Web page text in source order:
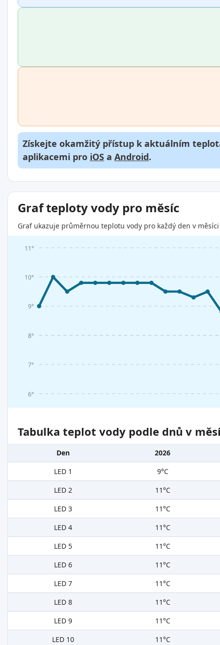
Získejte okamžitý přístup k aktuálním
aplikacemi pro iOS a Android.
Graf teploty vody pro měsíc
Graf ukazuje průměrnou teplotu vody pro každý den v
6°
7°
8°
9°
10°
11°
Tabulka teplot vody podle dnů v
Den
2026
LED 1
9°C
LED 2
11°C
LED 3
11°C
LED 4
11°C
LED 5
11°C
LED 6
11°C
LED 7
11°C
LED 8
11°C
LED 9
11°C
LED 10
11°C